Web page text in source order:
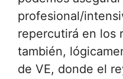
profesional/
repercutirá en los
también,
de VE, donde el